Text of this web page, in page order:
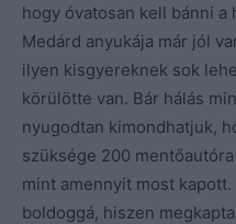
hogy óvatosan kell bánni
Medárd anyukája már jól
ilyen kisgyereknek sok
körülötte van. Bár hálás
nyugodtan kimondhatjuk,
szüksége 200
mint amennyit most
boldoggá, hiszen